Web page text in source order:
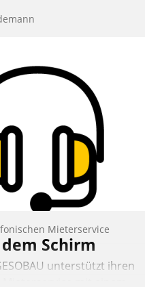
Mieterservice
Schirm
unterstützt ihren